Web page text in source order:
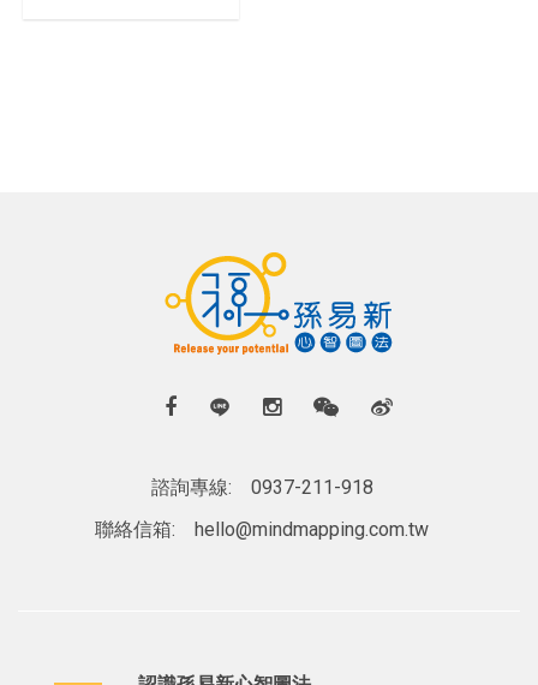
諮詢專線:
0937-211-918
聯絡信箱:
hello@mindmapping.com.tw